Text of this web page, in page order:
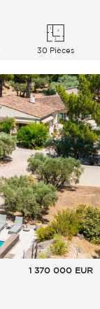
30 Pièces
1 370 000 EUR